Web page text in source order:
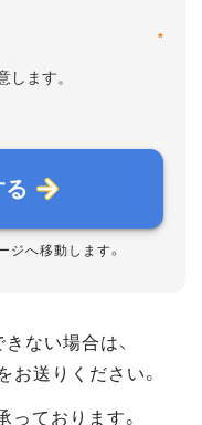
*
ます。
ジへ移動します。
ない場合は、
お送りください。
ております。